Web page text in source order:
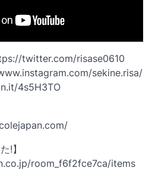
twitter.com/risase0610
sekine.risa/
4s5H3TO
!】
room_f6f2fce7ca/items